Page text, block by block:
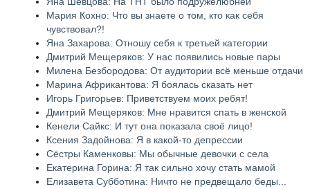
Мария Кохно: Что вы знаете о том, кто как себя
чувствовал?!
Яна Захарова: Отношу себя к третьей категории
Дмитрий Мещеряков: У нас появились новые пары
Милена Безбородова: От аудитории всё меньше отдачи
Марина Африкантова: Я боялась сказать нет
Игорь Григорьев: Приветствуем моих ребят!
Дмитрий Мещеряков: Мне нравится спать в женской
Кенели Сайкс: И тут она показала своё лицо!
Ксения Задойнова: Я в какой-то депрессии
Сёстры Каменковы: Мы обычные девочки с села
Екатерина Горина: Я так сильно хочу стать мамой
Елизавета Субботина: Ничто не предвещало беды...